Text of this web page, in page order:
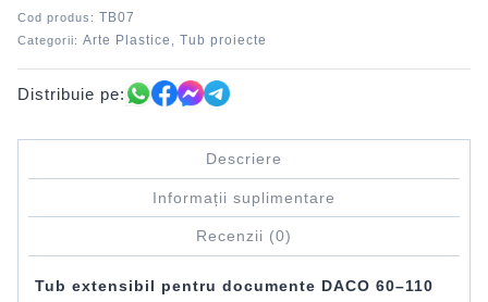
Cod produs: TB07
Categorii: Arte Plastice , Tub proiecte
Distribuie pe:
Descriere
Informații suplimentare
Recenzii (0)
Tub extensibil pentru documente DACO 60–110